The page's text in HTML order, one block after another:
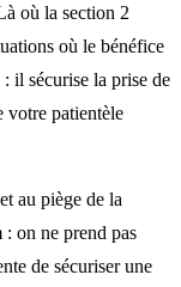
où la section 2
où le bénéfice
il sécurise la prise de
votre patientèle
au piège de la
on ne prend pas
de sécuriser une